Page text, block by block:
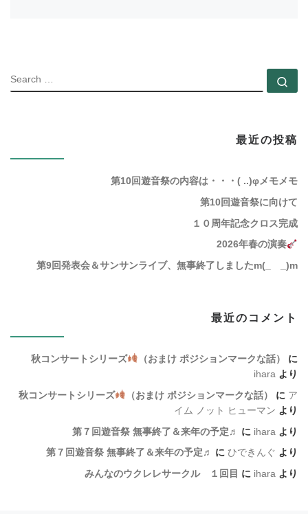
最近の投稿
第10回遊音祭の内容は・・・( ..)φメモメモ
第10回遊音祭に向けて
１０周年記念クロス完成
2026年春の演奏
第9回発表会＆サンサンライブ、無事終了しましたm(_ _)m
最近のコメント
秋コンサートシリーズ （おまけ ポジションマークな話）
に
ihara より
秋コンサートシリーズ
（おまけ ポジションマークな話） に ア
イム ノット ヒューマン より
第７回遊音祭 無事終了＆来年の予定♬
に ihara より
第７回遊音祭 無事終了＆来年の予定♬
に ひできんぐ より
みんなのウクレレサークル １回目 に ihara より